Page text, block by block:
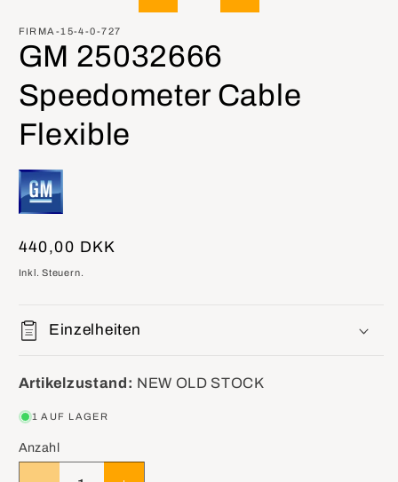
FIRMA-15-4-0-727
GM 25032666
Speedometer Cable
Flexible
Normaler
Preis
440,00 DKK
Inkl. Steuern.
Einzelheiten
Artikelzustand: NEW OLD STOCK
1 AUF LAGER
Anzahl